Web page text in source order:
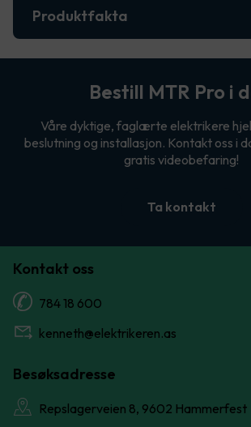
Produktfakta
Bestill MTR Pro i
Våre dyktige, faglærte elektrikere
beslutning og installasjon. Kontakt oss i
gratis videobefaring!
Ta kontakt
Kontakt oss
784 18 600
kenneth@elektrikeren.as
Besøksadresse
Repslagerveien 8, 9602 Hammerfest